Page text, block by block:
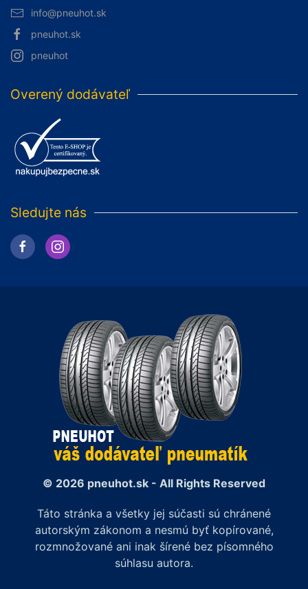
info@pneuhot.sk
pneuhot.sk
pneuhot
Overený dodávateľ
Sledujte nás
© 2026 pneuhot.sk - All Rights Reserved
Táto stránka a všetky jej súčasti sú chránené
autorským zákonom a nesmú byť kopírované,
rozmnožované ani inak šírené bez písomného
súhlasu autora.